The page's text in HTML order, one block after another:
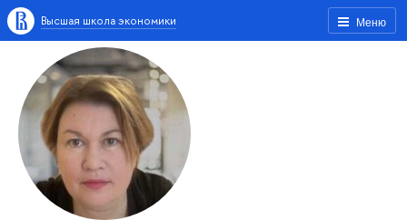
Меню
Высшая школа экономики